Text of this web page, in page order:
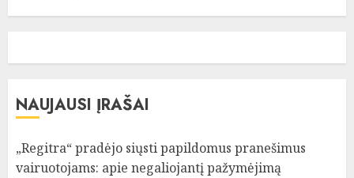
NAUJAUSI ĮRAŠAI
„Regitra“ pradėjo siųsti papildomus pranešimus
vairuotojams: apie negaliojantį pažymėjimą